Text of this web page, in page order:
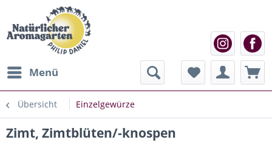
Menü
Übersicht Einzelgewürze
Zimt, Zimtblüten/-knospen